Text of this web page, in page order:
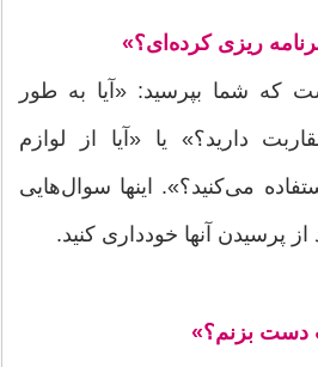
ریزی کرده‌ای؟»
که شما بپرسید: «آیا به طور
دارید؟» یا «آیا از لوازم
می‌کنید؟». اینها سوال‌هایی
پرسیدن آنها خودداری کنید.
دست بزنم؟»